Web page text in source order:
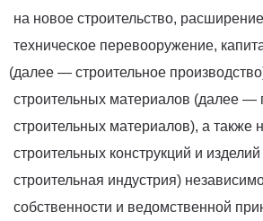
на новое строительство,
техническое перевооружение,
(далее — строительное
строительных материалов (далее —
строительных материалов), а также
строительных конструкций и изделий
строительная индустрия)
собственности и ведомственной